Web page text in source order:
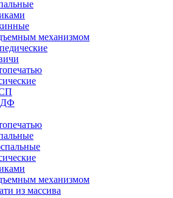
механизмом
механизмом
из массива